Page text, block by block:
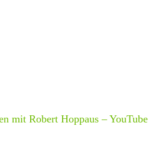
mit Robert Hoppaus – YouTube